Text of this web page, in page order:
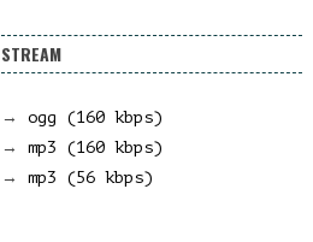
STREAM
→ ogg (160 kbps)
→ mp3 (160 kbps)
→ mp3 (56 kbps)